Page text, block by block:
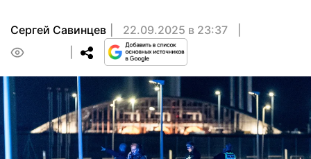
Сергей Савинцев
22.09.2025 в 23:37